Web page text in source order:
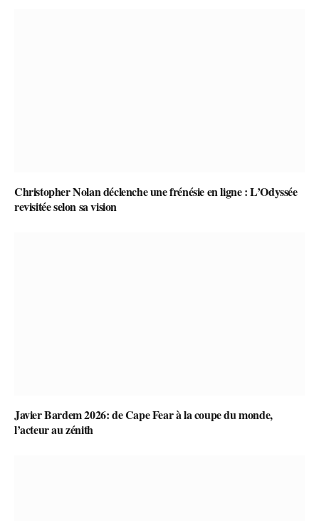
Christopher Nolan déclenche une frénésie en ligne : L’Odyssée
revisitée selon sa vision
Javier Bardem 2026: de Cape Fear à la coupe du monde,
l’acteur au zénith